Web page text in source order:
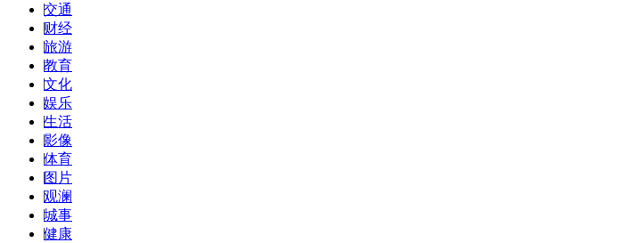
|交通
|财经
|旅游
|教育
|文化
|娱乐
|生活
|影像
|体育
|图片
|观澜
|城事
|健康